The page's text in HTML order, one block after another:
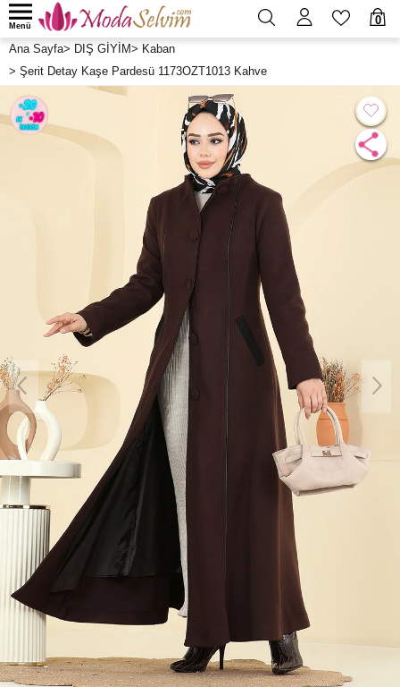
0
Menü
Ana Sayfa> DIŞ GİYİM> Kaban
> Şerit Detay Kaşe Pardesü 1173OZT1013 Kahve